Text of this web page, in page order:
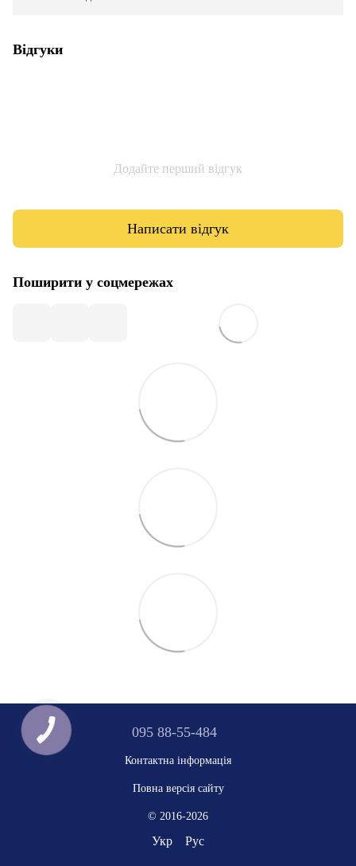
Відгуки
Додайте перший відгук
Написати відгук
Поширити у соцмережах
095 88-55-484
Контактна інформація
Повна версія сайту
© 2016-2026
Укр Рус